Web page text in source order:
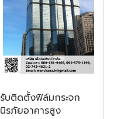
รับติดตั้งฟิล์มกระจก
นิรภัยอาคารสูง